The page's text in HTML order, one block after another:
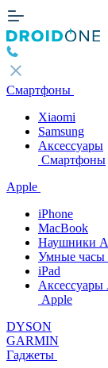
Смартфоны
Xiaomi
Samsung
Аксессуары
Смартфоны
Apple
iPhone
MacBook
Наушники
Умные часы
iPad
Аксессуары
Apple
DYSON
GARMIN
Гаджеты